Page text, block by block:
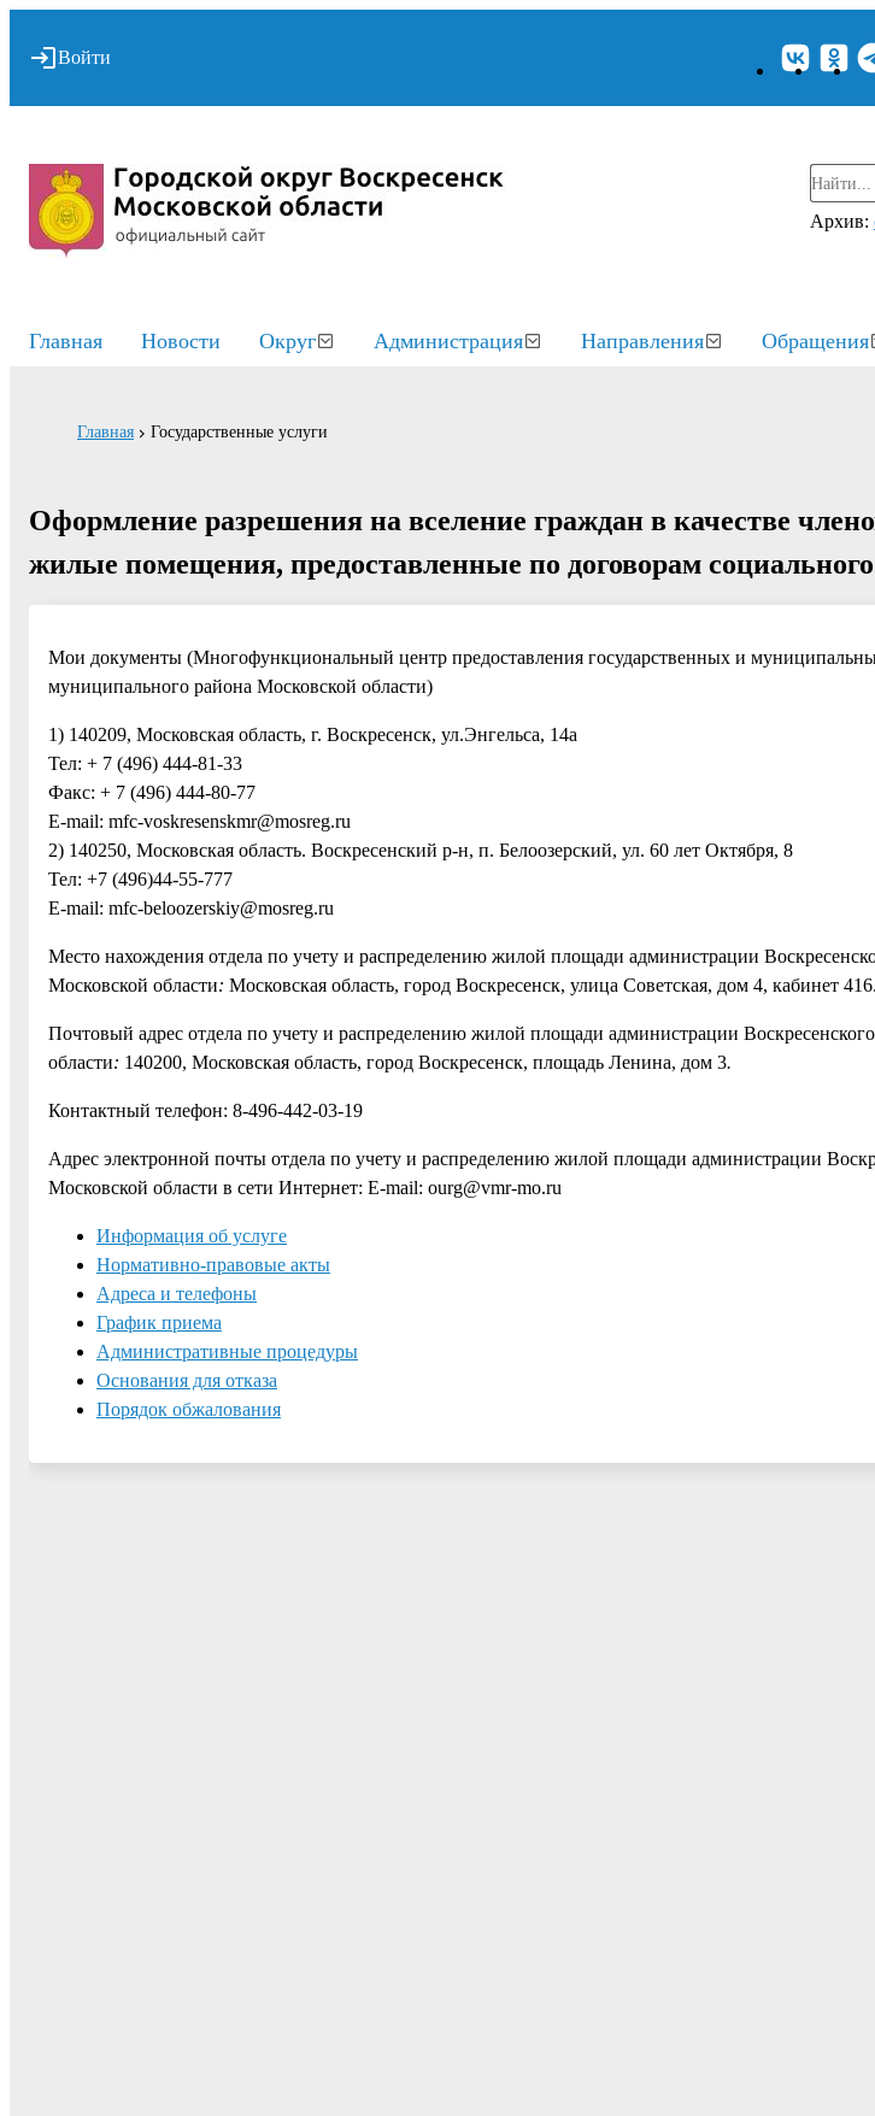
Войти
Архив:
Главная Новости Округ Администрация Направления Обращения
Главная Государственные услуги
Оформление разрешения на вселение граждан в качестве
жилые помещения, предоставленные по договорам
Мои документы (Многофункциональный центр предоставления государственных и
муниципального района Московской области)
1) 140209, Московская область, г. Воскресенск, ул.Энгельса, 14а
Тел: + 7 (496) 444-81-33
Факс: + 7 (496) 444-80-77
E-mail: mfc-voskresenskmr@mosreg.ru
2) 140250, Московская область. Воскресенский р-н, п. Белоозерский, ул. 60 лет Октября, 8
Тел: +7 (496)44-55-777
E-mail: mfc-beloozerskiy@mosreg.ru
Место нахождения отдела по учету и распределению жилой площади администрации
Московской области: Московская область, город Воскресенск, улица Советская, дом 4, кабинет 416.
Почтовый адрес отдела по учету и распределению жилой площади администрации
области: 140200, Московская область, город Воскресенск, площадь Ленина, дом 3.
Контактный телефон: 8-496-442-03-19
Адрес электронной почты отдела по учету и распределению жилой площади администрации
Московской области в сети Интернет: Е-mail: ourg@vmr-mo.ru
Информация об услуге
Нормативно-правовые акты
Адреса и телефоны
График приема
Административные процедуры
Основания для отказа
Порядок обжалования